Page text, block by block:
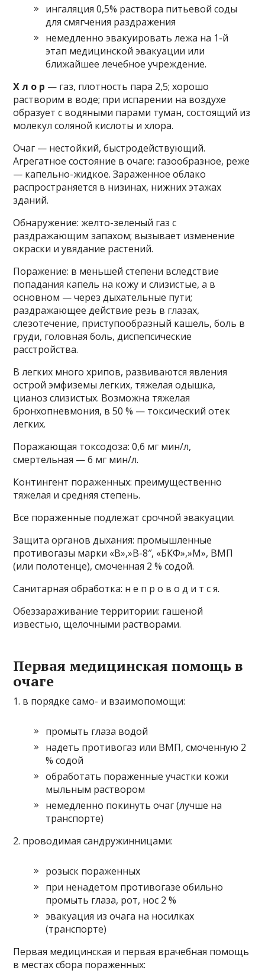
ингаляция 0,5% раствора питьевой соды
для смягчения раздражения
немедленно эвакуировать лежа на 1-й
этап медицинской эвакуации или
ближайшее лечебное учреждение.
Х л о р — газ, плотность пара 2,5; хорошо
растворим в воде; при испарении на воздухе
образует с водяными парами туман, состоящий из
молекул соляной кислоты и хлора.
Очаг — нестойкий, быстродействующий.
Агрегатное состояние в очаге: газообразное, реже
— капельно-жидкое. Зараженное облако
распространяется в низинах, нижних этажах
зданий.
Обнаружение: желто-зеленый газ с
раздражающим запахом; вызывает изменение
окраски и увядание растений.
Поражение: в меньшей степени вследствие
попадания капель на кожу и слизистые, а в
основном — через дыхательные пути;
раздражающее действие резь в глазах,
слезотечение, приступообразный кашель, боль в
груди, головная боль, диспепсические
расстройства.
В легких много хрипов, развиваются явления
острой эмфиземы легких, тяжелая одышка,
цианоз слизистых. Возможна тяжелая
бронхопневмония, в 50 % — токсический отек
легких.
Поражающая токсодоза: 0,6 мг мин/л,
смертельная — 6 мг мин/л.
Контингент пораженных: преимущественно
тяжелая и средняя степень.
Все пораженные подлежат срочной эвакуации.
Защита органов дыхания: промышленные
противогазы марки «В»,»В-8″, «БКФ»,»М», ВМП
(или полотенце), смоченная 2 % содой.
Санитарная обработка: н е п р о в о д и т с я.
Обеззараживание территории: гашеной
известью, щелочными растворами.
Первая медицинская помощь в
очаге
1. в порядке само- и взаимопомощи:
промыть глаза водой
надеть противогаз или ВМП, смоченную 2
% содой
обработать пораженные участки кожи
мыльным раствором
немедленно покинуть очаг (лучше на
транспорте)
2. проводимая сандружинницами:
розыск пораженных
при ненадетом противогазе обильно
промыть глаза, рот, нос 2 %
эвакуация из очага на носилках
(транспорте)
Первая медицинская и первая врачебная помощь
в местах сбора пораженных: